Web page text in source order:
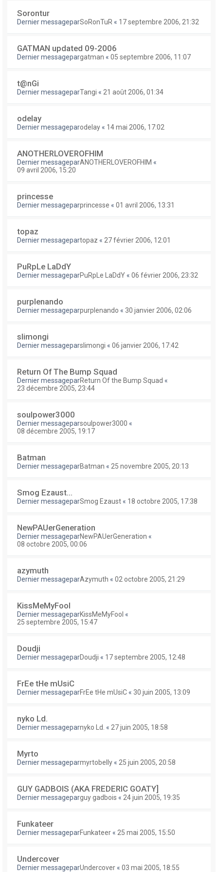
Sorontur
Dernier messageparSoRonTuR « 17 septembre 2006, 21:32
GATMAN updated 09-2006
Dernier messagepargatman « 05 septembre 2006, 11:07
t@nGi
Dernier messageparTangi « 21 août 2006, 01:34
odelay
Dernier messageparodelay « 14 mai 2006, 17:02
ANOTHERLOVEROFHIM
Dernier messageparANOTHERLOVEROFHIM «
09 avril 2006, 15:20
princesse
Dernier messageparprincesse « 01 avril 2006, 13:31
topaz
Dernier messagepartopaz « 27 février 2006, 12:01
PuRpLe LaDdY
Dernier messageparPuRpLe LaDdY « 06 février 2006, 23:32
purplenando
Dernier messageparpurplenando « 30 janvier 2006, 02:06
slimongi
Dernier messageparslimongi « 06 janvier 2006, 17:42
Return Of The Bump Squad
Dernier messageparReturn Of the Bump Squad «
23 décembre 2005, 23:44
soulpower3000
Dernier messageparsoulpower3000 «
08 décembre 2005, 19:17
Batman
Dernier messageparBatman « 25 novembre 2005, 20:13
Smog Ezaust...
Dernier messageparSmog Ezaust « 18 octobre 2005, 17:38
NewPAUerGeneration
Dernier messageparNewPAUerGeneration «
08 octobre 2005, 00:06
azymuth
Dernier messageparAzymuth « 02 octobre 2005, 21:29
KissMeMyFool
Dernier messageparKissMeMyFool «
25 septembre 2005, 15:47
Doudji
Dernier messageparDoudji « 17 septembre 2005, 12:48
FrEe tHe mUsiC
Dernier messageparFrEe tHe mUsiC « 30 juin 2005, 13:09
nyko Ld.
Dernier messageparnyko Ld. « 27 juin 2005, 18:58
Myrto
Dernier messageparmyrtobelly « 25 juin 2005, 20:58
GUY GADBOIS (AKA FREDERIC GOATY]
Dernier messageparguy gadbois « 24 juin 2005, 19:35
Funkateer
Dernier messageparFunkateer « 25 mai 2005, 15:50
Undercover
Dernier messageparUndercover « 03 mai 2005, 18:55